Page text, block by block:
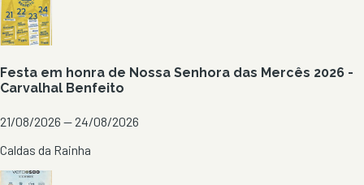
Festa em honra de Nossa Senhora das Mercês 2026 -
Carvalhal Benfeito
21/08/2026 — 24/08/2026
Caldas da Rainha